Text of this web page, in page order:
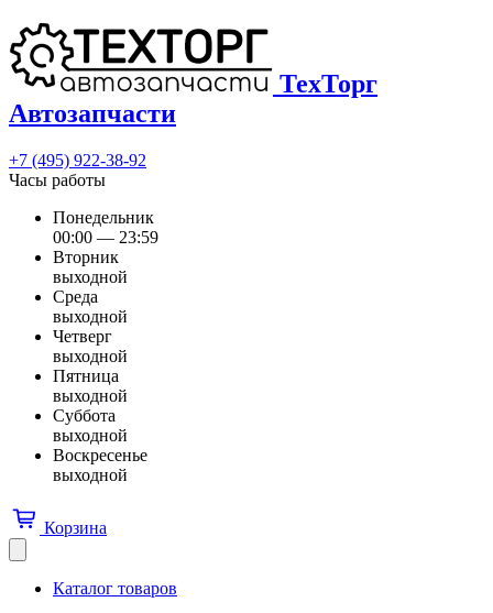
ТехТорг
Автозапчасти
+7 (495) 922-38-92
Часы работы
Понедельник
00:00 — 23:59
Вторник
выходной
Среда
выходной
Четверг
выходной
Пятница
выходной
Суббота
выходной
Воскресенье
выходной
Корзина
Каталог товаров